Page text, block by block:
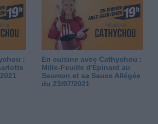
:
En cuisine avec Cathychou :
Mille-Feuille d'Épinard au
Saumon et sa Sauce Allégée
du 23/07/2021